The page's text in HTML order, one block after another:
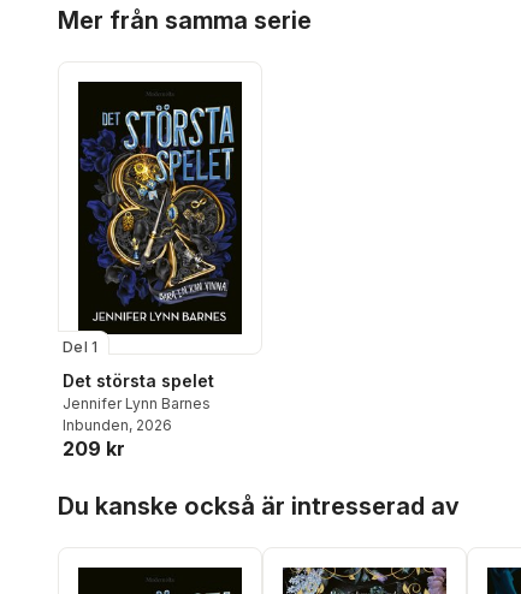
Mer från samma serie
Del 1
Det största spelet
Jennifer Lynn Barnes
Inbunden, 2026
209 kr
Du kanske också är intresserad av